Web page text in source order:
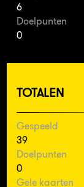
6
Doelpunten
0
TOTALEN
Gespeeld
39
Doelpunten
0
Gele kaarten